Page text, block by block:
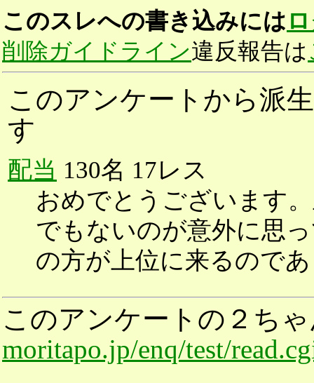
このスレへの書き込みには
削除ガイドライン違反報告は
このアンケートから派
す
配当 130名 17レス
おめでとうございます
でもないのが意外に思
の方が上位に来るので
このアンケートの２ち
moritapo.jp/enq/test/